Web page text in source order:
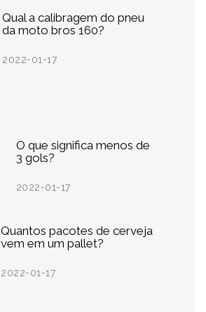
Qual a calibragem do pneu
da moto bros 160?
2022-01-17
O que significa menos de
3 gols?
2022-01-17
Quantos pacotes de cerveja
vem em um pallet?
2022-01-17